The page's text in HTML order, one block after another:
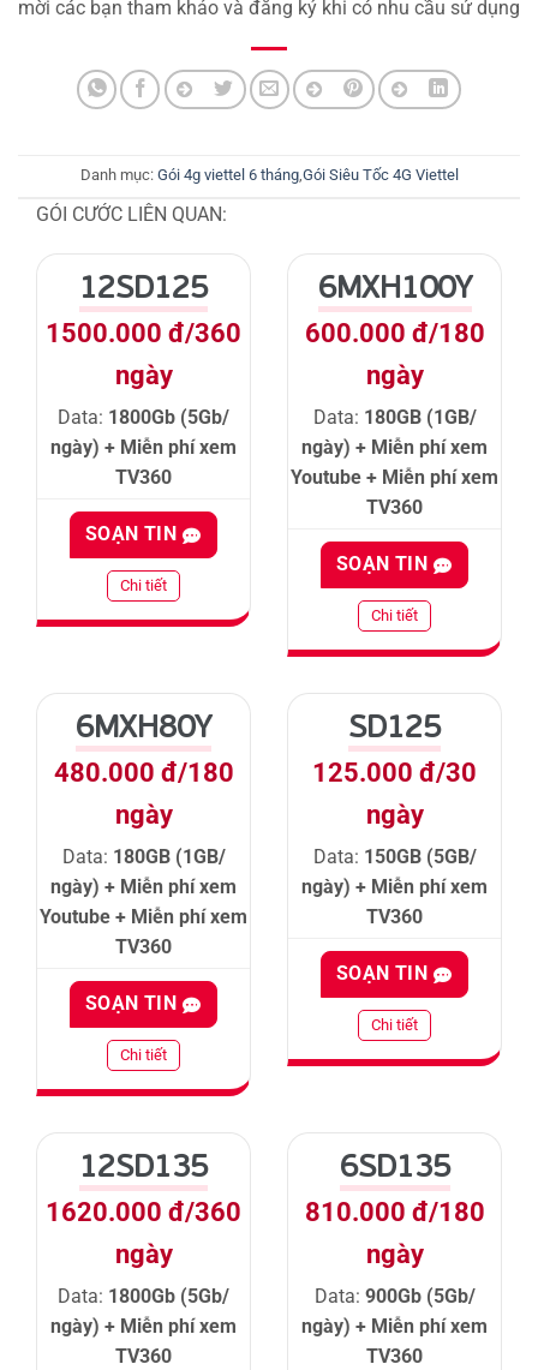
mời các bạn tham khảo và đăng ký khi có nhu cầu sử dụng
Danh mục: Gói 4g viettel 6 tháng,Gói Siêu Tốc 4G Viettel
GÓI CƯỚC LIÊN QUAN:
12SD125
1500.000 đ/360
ngày
Data: 1800Gb (5Gb/
ngày) + Miễn phí xem
TV360
SOẠN TIN
Chi tiết
6MXH100Y
600.000 đ/180
ngày
Data: 180GB (1GB/
ngày) + Miễn phí xem
Youtube + Miễn phí xem
TV360
SOẠN TIN
Chi tiết
6MXH80Y
480.000 đ/180
ngày
Data: 180GB (1GB/
ngày) + Miễn phí xem
Youtube + Miễn phí xem
TV360
SOẠN TIN
Chi tiết
SD125
125.000 đ/30
ngày
Data: 150GB (5GB/
ngày) + Miễn phí xem
TV360
SOẠN TIN
Chi tiết
12SD135
1620.000 đ/360
ngày
Data: 1800Gb (5Gb/
ngày) + Miễn phí xem
TV360
6SD135
810.000 đ/180
ngày
Data: 900Gb (5Gb/
ngày) + Miễn phí xem
TV360